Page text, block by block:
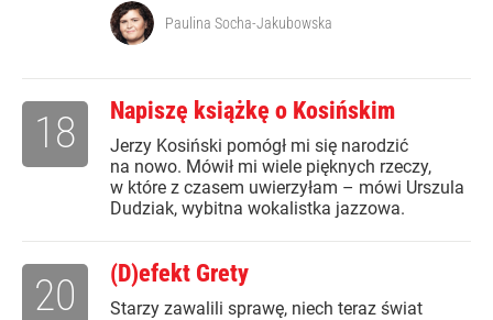
Paulina Socha-Jakubowska
Napiszę książkę o Kosińskim
Jerzy Kosiński pomógł mi się narodzić
na nowo. Mówił mi wiele pięknych rzeczy,
w które z czasem uwierzyłam – mówi Urszula
Dudziak, wybitna wokalistka jazzowa.
18
(D)efekt Grety
Starzy zawalili sprawę, niech teraz świat
20